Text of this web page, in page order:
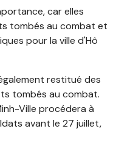
car elles
tombés au combat et
pour la ville d'Hô
restitué des
tombés au combat.
Ville procédera à
avant le 27 juillet,